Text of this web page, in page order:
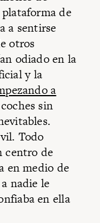
de
a sentirse
otros
odiado en la
y la
a
sin
Todo
centro de
en medio de
nadie le
en ella